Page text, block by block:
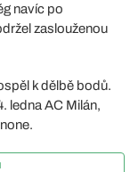
navíc po
zaslouženou
k dělbě bodů.
ledna AC Milán,